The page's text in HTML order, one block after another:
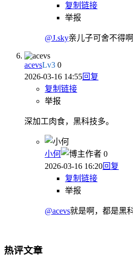
复制链接
举报
@J.sky亲儿子可舍不得啊
acevsLv3 0
2026-03-16 14:55回复
复制链接
举报
深加工肉食，黑科技多。
小何 作者 0
2026-03-16 16:20回复
复制链接
举报
@acevs就是啊，都是黑
热评文章